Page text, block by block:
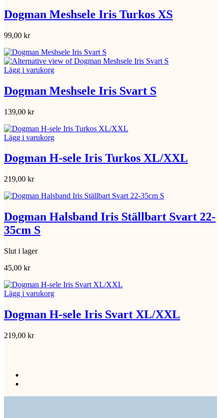
Dogman Meshsele Iris Turkos XS
99,00 kr
Lägg i varukorg
Dogman Meshsele Iris Svart S
139,00 kr
Lägg i varukorg
Dogman H-sele Iris Turkos XL/XXL
219,00 kr
Dogman Halsband Iris Ställbart Svart 22-
35cm S
Slut i lager
45,00 kr
Lägg i varukorg
Dogman H-sele Iris Svart XL/XXL
219,00 kr